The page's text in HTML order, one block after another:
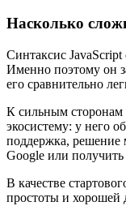
Насколько
Синтаксис
Именно поэтому он
его сравнительно
К сильным сторонам
экосистему: у него
поддержка, решение
Google или
В качестве
простоты и хорошей